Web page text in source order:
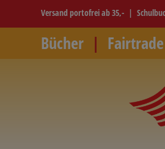
Versand portofrei ab 35,-
Bücher